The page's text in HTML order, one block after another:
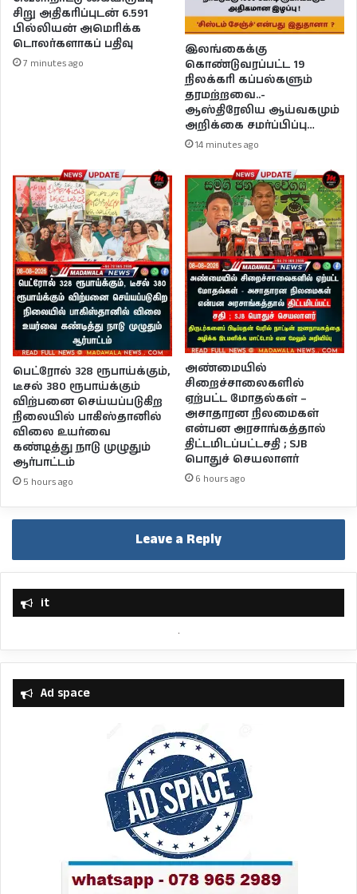
சிறு அதிகரிப்புடன் 6.591
பில்லியன் அமெரிக்க
டொலர்களாகப் பதிவு
7 minutes ago
இலங்கைக்கு
கொண்டுவரப்பட்ட 19
நிலக்கரி கப்பல்களும்
தரமற்றவை..-
ஆஸ்திரேலிய ஆய்வகமும்
அறிக்கை சமர்ப்பிப்பு…
14 minutes ago
பெட்ரோல் 328 ரூபாய்க்கும்,
டீசல் 380 ரூபாய்க்கும்
விற்பனை செய்யப்படுகிற
நிலையில் பாகிஸ்தானில்
விலை உயர்வை
கண்டித்து நாடு முழுதும்
ஆர்பாட்டம்
5 hours ago
அண்மையில்
சிறைச்சாலைகளில்
ஏற்பட்ட மோதல்கள் –
அசாதாரன நிலமைகள்
என்பன அரசாங்கத்தால்
திட்டமிடப்பட்டசதி ; SJB
பொதுச் செயலாளர்
6 hours ago
Leave a Reply
it
Ad space